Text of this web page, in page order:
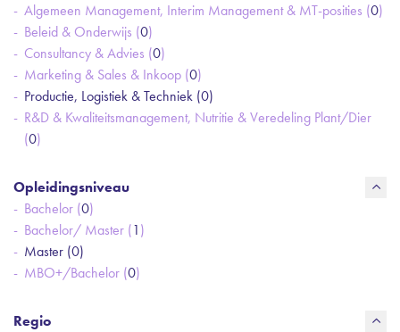
Algemeen Management, Interim Management & MT-posities (0)
Beleid & Onderwijs (0)
Consultancy & Advies (0)
Marketing & Sales & Inkoop (0)
Productie, Logistiek & Techniek (0)
R&D & Kwaliteitsmanagement, Nutritie & Veredeling Plant/Dier
(0)
Opleidingsniveau
Bachelor (0)
Bachelor/ Master (1)
Master (0)
MBO+/Bachelor (0)
Regio